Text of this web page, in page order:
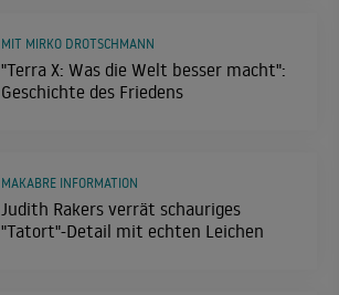
"Terra X: Was die Welt besser macht":
Geschichte des Friedens
MIT MIRKO DROTSCHMANN
Judith Rakers verrät schauriges
"Tatort"-Detail mit echten Leichen
MAKABRE INFORMATION